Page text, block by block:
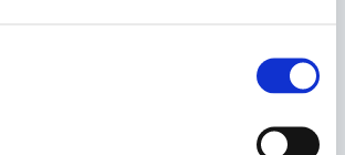
劣るので、発生状況をよく確認の上、使用